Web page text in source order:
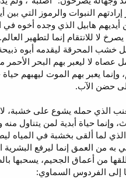
النبوات والرموز التي بين
أيديهم هابيل الذي وجده أخوه في
لا للانتقام إنما لتطهير
خشب المحرقة ليقدمه أبوه
عصاه لا ليعبر بهم البحر الأحمر
وإنما يعبر بهم الموت ليهبهم
حضن الآب.
الذي حمله يشوع على خشبة،
وإنما حياة أبدية لمن يتناول منه
الذي لما ألقى بخشبة في المياه
به من العمق إنما ليرفع البشرية
من أعماق الجحيم، يسحبها
إلى الفردوس السماوي: